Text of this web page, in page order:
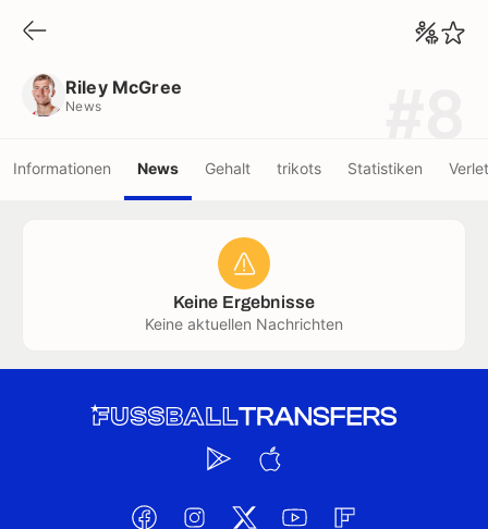
Riley McGree
News
Informationen News Gehalt trikots Statistiken
Keine Ergebnisse
Keine aktuellen Nachrichten